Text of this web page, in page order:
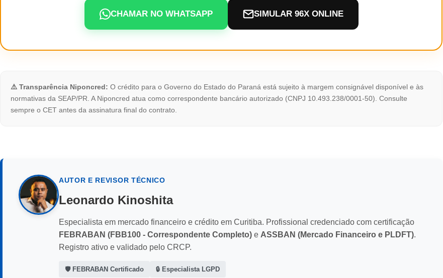
CHAMAR NO WHATSAPP SIMULAR 96X ONLINE
⚠️ Transparência Niponcred: O crédito para o Governo do Estado do Paraná está sujeito à margem consignável disponível e às
normativas da SEAP/PR. A Niponcred atua como correspondente bancário autorizado (CNPJ 10.493.238/0001-50). Consulte
sempre o CET antes da assinatura final do contrato.
AUTOR E REVISOR TÉCNICO
Leonardo Kinoshita
Especialista em mercado financeiro e crédito em Curitiba. Profissional credenciado com certificação
FEBRABAN (FBB100 - Correspondente Completo) e ASSBAN (Mercado Financeiro e PLDFT).
Registro ativo e validado pelo CRCP.
🛡️ FEBRABAN Certificado 🔒 Especialista LGPD